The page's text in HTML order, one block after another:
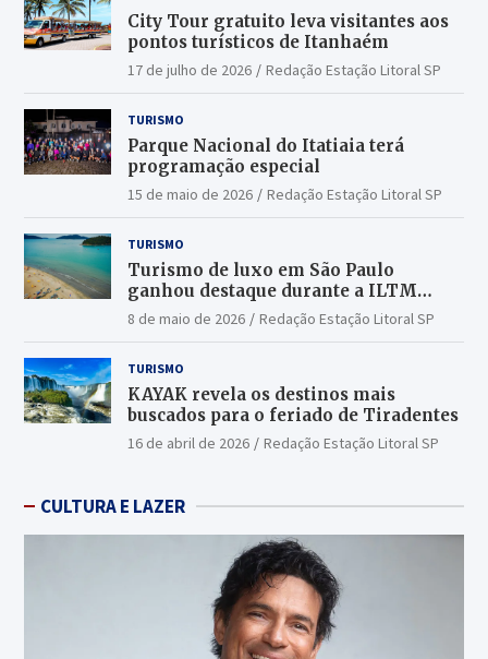
City Tour gratuito leva visitantes aos
pontos turísticos de Itanhaém
17 de julho de 2026 Redação Estação Litoral SP
TURISMO
Parque Nacional do Itatiaia terá
programação especial
15 de maio de 2026 Redação Estação Litoral SP
TURISMO
Turismo de luxo em São Paulo
ganhou destaque durante a ILTM
Latin America 2026
8 de maio de 2026 Redação Estação Litoral SP
TURISMO
KAYAK revela os destinos mais
buscados para o feriado de Tiradentes
16 de abril de 2026 Redação Estação Litoral SP
CULTURA E LAZER